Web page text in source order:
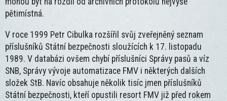
pětimístná.
V roce 1999 Petr Cibulka rozšířil svůj zveřejněný seznam
příslušníků Státní bezpečnosti sloužících k 17. listopadu
1989. V databázi ovšem chybí příslušníci Správy pasů a víz
SNB, Správy vývoje automatizace FMV i některých dalších
složek StB. Navíc obsahuje několik tisíc jmen příslušníků
Státní bezpečnosti, kteří opustili resort FMV již před rokem